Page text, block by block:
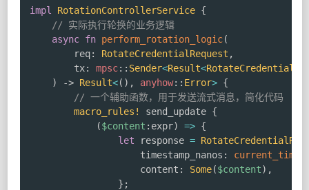
impl RotationControllerService {
// 实际执行轮换的业务逻辑
async fn perform_rotation_logic(
        req
: RotateCredentialRequest ,
        tx
: mpsc:: Sender<Result<
)
-> Result<( ) , anyhow:: Error> {
// 一个辅助函数，用于发送流式消息，简化代码
macro_rules!
send_update {
($content : expr) => {
let response =
                    timestamp_nanos
:
                    content
: Some($content) ,
} ;